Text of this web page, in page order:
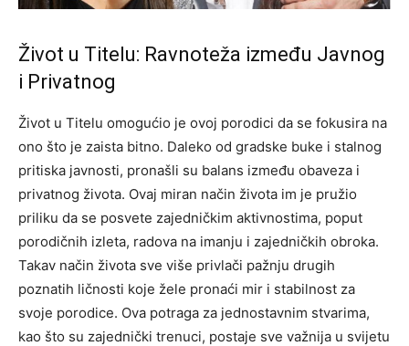
Život u Titelu: Ravnoteža između Javnog
i Privatnog
Život u Titelu omogućio je ovoj porodici da se fokusira na
ono što je zaista bitno. Daleko od gradske buke i stalnog
pritiska javnosti, pronašli su balans između obaveza i
privatnog života. Ovaj miran način života im je pružio
priliku da se posvete zajedničkim aktivnostima, poput
porodičnih izleta, radova na imanju i zajedničkih obroka.
Takav način života sve više privlači pažnju drugih
poznatih ličnosti koje žele pronaći mir i stabilnost za
svoje porodice. Ova potraga za jednostavnim stvarima,
kao što su zajednički trenuci, postaje sve važnija u svijetu